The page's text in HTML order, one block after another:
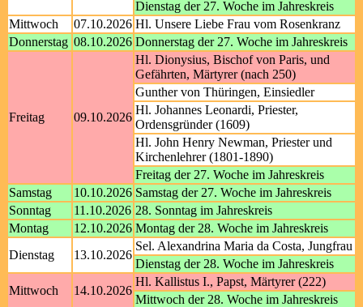
Dienstag der 27. Woche im Jahreskreis
Mittwoch
07.10.2026 Hl. Unsere Liebe Frau vom Rosenkranz
Donnerstag 08.10.2026 Donnerstag der 27. Woche im Jahreskreis
Freitag 09.10.2026
Hl. Dionysius, Bischof von Paris, und
Gefährten, Märtyrer (nach 250)
Gunther von Thüringen, Einsiedler
Hl. Johannes Leonardi, Priester,
Ordensgründer (1609)
Hl. John Henry Newman, Priester und
Kirchenlehrer (1801-1890)
Freitag der 27. Woche im Jahreskreis
Samstag
10.10.2026 Samstag der 27. Woche im Jahreskreis
Sonntag
11.10.2026 28. Sonntag im Jahreskreis
Montag
12.10.2026 Montag der 28. Woche im Jahreskreis
Dienstag
13.10.2026
Sel. Alexandrina Maria da Costa, Jungfrau
Dienstag der 28. Woche im Jahreskreis
Mittwoch
14.10.2026
Hl. Kallistus I., Papst, Märtyrer (222)
Mittwoch der 28. Woche im Jahreskreis